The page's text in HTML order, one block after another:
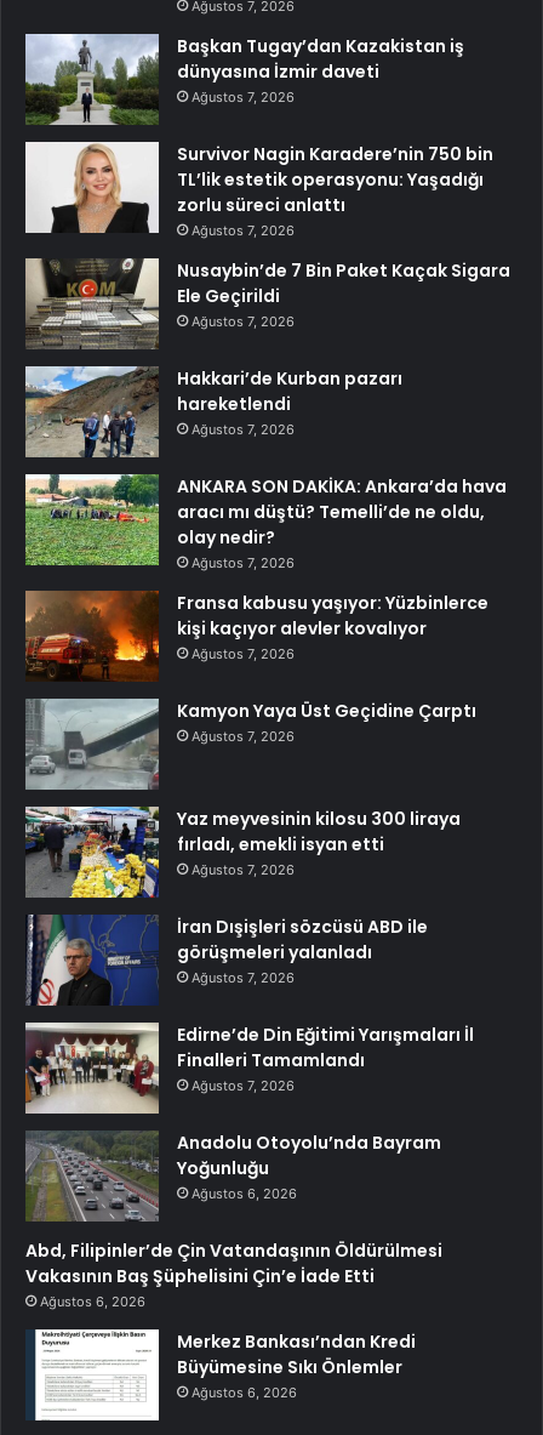
Ağustos 7, 2026
Başkan Tugay’dan Kazakistan iş
dünyasına İzmir daveti
Ağustos 7, 2026
Survivor Nagin Karadere’nin 750 bin
TL’lik estetik operasyonu: Yaşadığı
zorlu süreci anlattı
Ağustos 7, 2026
Nusaybin’de 7 Bin Paket Kaçak Sigara
Ele Geçirildi
Ağustos 7, 2026
Hakkari’de Kurban pazarı
hareketlendi
Ağustos 7, 2026
ANKARA SON DAKİKA: Ankara’da hava
aracı mı düştü? Temelli’de ne oldu,
olay nedir?
Ağustos 7, 2026
Fransa kabusu yaşıyor: Yüzbinlerce
kişi kaçıyor alevler kovalıyor
Ağustos 7, 2026
Kamyon Yaya Üst Geçidine Çarptı
Ağustos 7, 2026
Yaz meyvesinin kilosu 300 liraya
fırladı, emekli isyan etti
Ağustos 7, 2026
İran Dışişleri sözcüsü ABD ile
görüşmeleri yalanladı
Ağustos 7, 2026
Edirne’de Din Eğitimi Yarışmaları İl
Finalleri Tamamlandı
Ağustos 7, 2026
Anadolu Otoyolu’nda Bayram
Yoğunluğu
Ağustos 6, 2026
Abd, Filipinler’de Çin Vatandaşının Öldürülmesi
Vakasının Baş Şüphelisini Çin’e İade Etti
Ağustos 6, 2026
Merkez Bankası’ndan Kredi
Büyümesine Sıkı Önlemler
Ağustos 6, 2026